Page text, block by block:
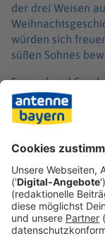
der drei Weisen
würden sich
süßen Sohnes
Samuel und
«Sturm der
Die
öffentlich gemacht.